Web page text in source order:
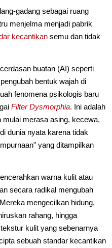
gadang sebagai ruang
menjelma menjadi pabrik
kecantikan semu dan tidak
buatan (AI) seperti
bentuk wajah di
fenomena psikologis baru
Filter Dysmorphia. Ini adalah
merasa asing, kecewa,
dunia nyata karena tidak
yang ditampilkan
warna kulit atau
secara radikal mengubah
mengecilkan hidung,
rahang, hingga
kulit yang sebenarnya
sebuah standar kecantikan